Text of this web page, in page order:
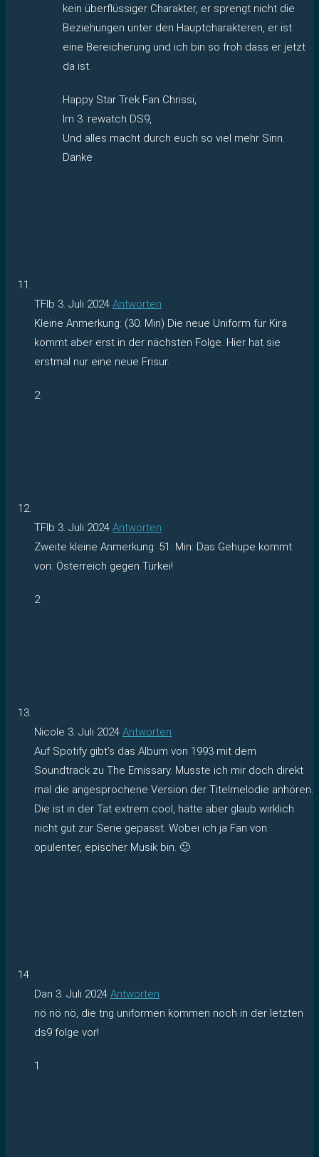
kein überflüssiger Charakter, er sprengt nicht die
Beziehungen unter den Hauptcharakteren, er ist
eine Bereicherung und ich bin so froh dass er jetzt
da ist.
Happy Star Trek Fan Chrissi,
Im 3. rewatch DS9,
Und alles macht durch euch so viel mehr Sinn.
Danke
TFlb 3. Juli 2024 Antworten
Kleine Anmerkung: (30. Min) Die neue Uniform für Kira
kommt aber erst in der nächsten Folge. Hier hat sie
erstmal nur eine neue Frisur.
2
TFlb 3. Juli 2024 Antworten
Zweite kleine Anmerkung: 51. Min: Das Gehupe kommt
von: Österreich gegen Türkei!
2
Nicole 3. Juli 2024 Antworten
Auf Spotify gibt’s das Album von 1993 mit dem
Soundtrack zu The Emissary. Musste ich mir doch direkt
mal die angesprochene Version der Titelmelodie anhören.
Die ist in der Tat extrem cool, hätte aber glaub wirklich
nicht gut zur Serie gepasst. Wobei ich ja Fan von
opulenter, epischer Musik bin. 🙂
Dan 3. Juli 2024 Antworten
nö nö nö, die tng uniformen kommen noch in der letzten
ds9 folge vor!
1